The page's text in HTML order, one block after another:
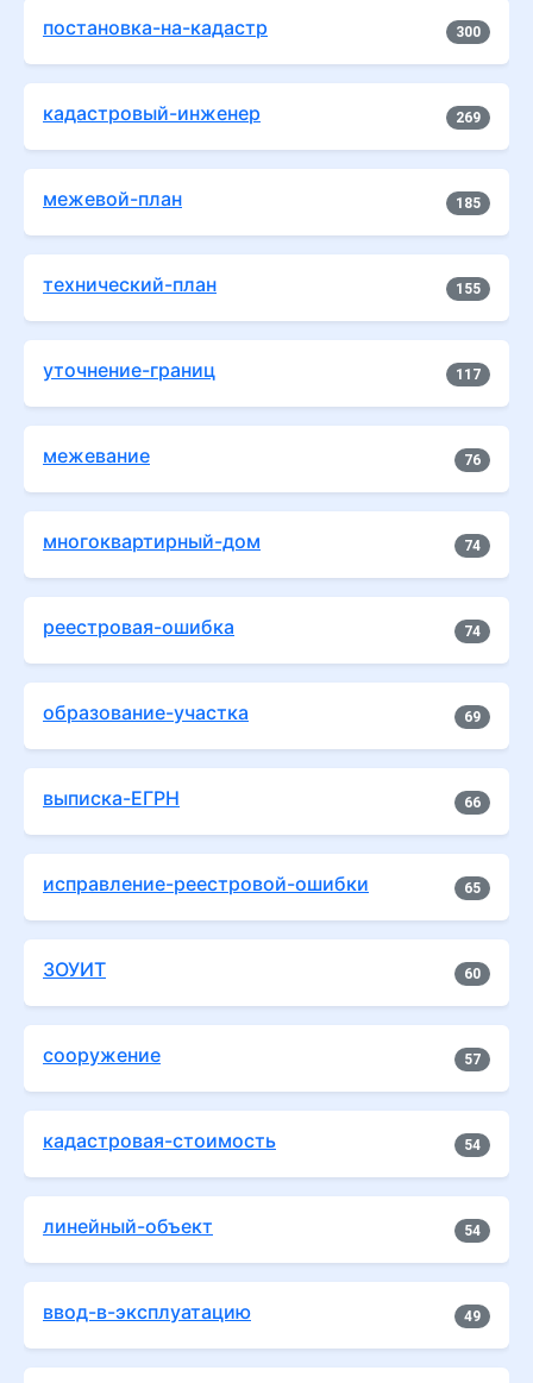
постановка-на-кадастр 300
кадастровый-инженер 269
межевой-план 185
технический-план 155
уточнение-границ 117
межевание 76
многоквартирный-дом 74
реестровая-ошибка 74
образование-участка 69
выписка-ЕГРН 66
исправление-реестровой-ошибки 65
ЗОУИТ 60
сооружение 57
кадастровая-стоимость 54
линейный-объект 54
ввод-в-эксплуатацию 49